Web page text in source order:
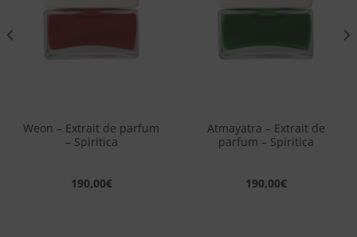
desideri
Weon – Extrait de parfum
– Spiritica
190,00€
desideri
Atmayatra – Extrait de
parfum – Spiritica
190,00€